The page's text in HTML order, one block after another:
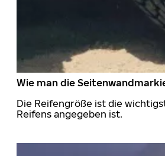
Wie man die
Die Reifengröße ist die
Reifens angegeben ist.